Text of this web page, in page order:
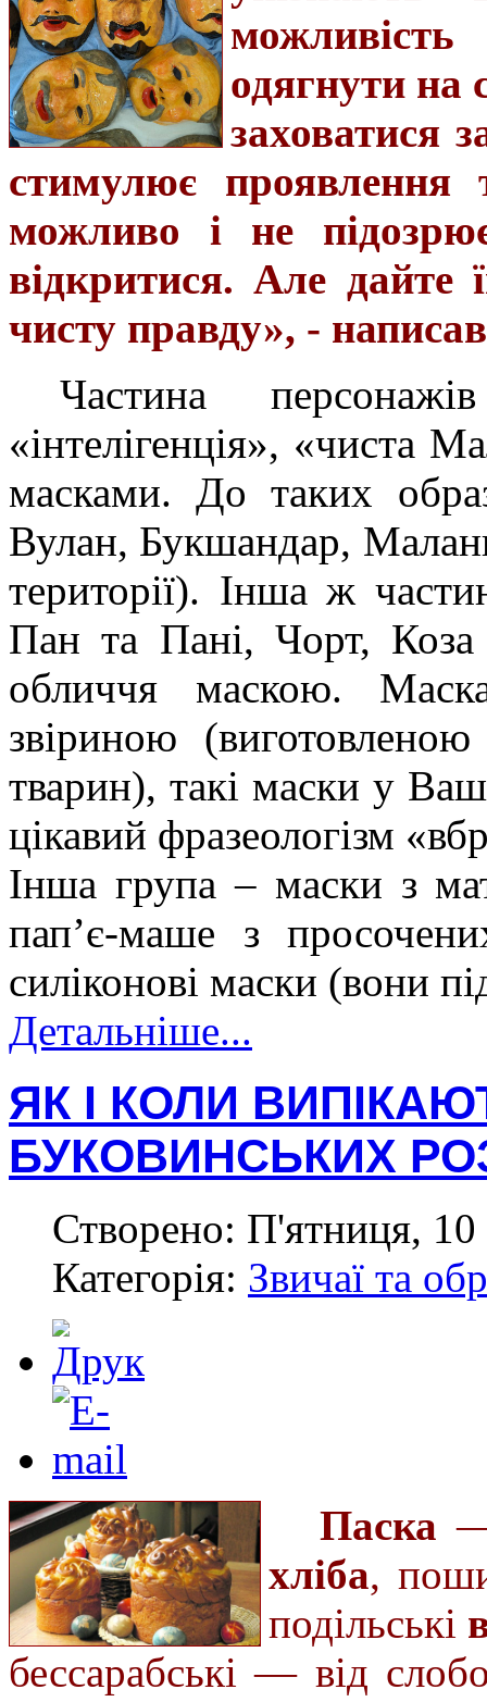
одягнути на
заховатися
стимулює
можливо і не
відкритися. Але
чисту правду», -
Частина
«інтелігенція», «чиста
масками. До таких
Вулан, Букшандар,
території). Інша ж
Пан та Пані, Чорт, Коза
обличчя маскою.
звіриною
тварин), такі маски у
цікавий фразеологізм
Інша група – маски з
пап’є-маше з
силіконові маски (вони
Детальніше...
ЯК І КОЛИ
БУКОВИНСЬКИХ
Створено: П'ятниця, 10
Категорія: Звичаї та
Паска
хліба,
подільські
бессарабські — від